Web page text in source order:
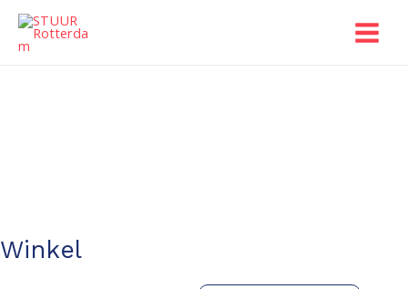
naar
Menu
Winkel